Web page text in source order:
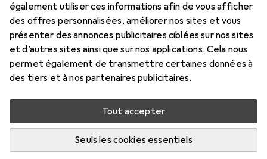
également utiliser ces informations afin de vous afficher
des offres personnalisées, améliorer nos sites et vous
présenter des annonces publicitaires ciblées sur nos sites
et d’autres sites ainsi que sur nos applications. Cela nous
permet également de transmettre certaines données à
des tiers et à nos partenaires publicitaires.
Tout accepter
Seuls les cookies essentiels
4
Évaluations
Livré entre lun, 17/8 et mer, 19/8
Ajouter au panier
Comparer Ajouter à la liste